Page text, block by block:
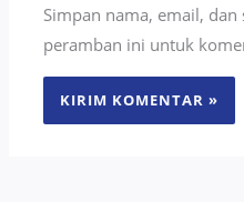
Simpan nama, email, dan
peramban ini untuk